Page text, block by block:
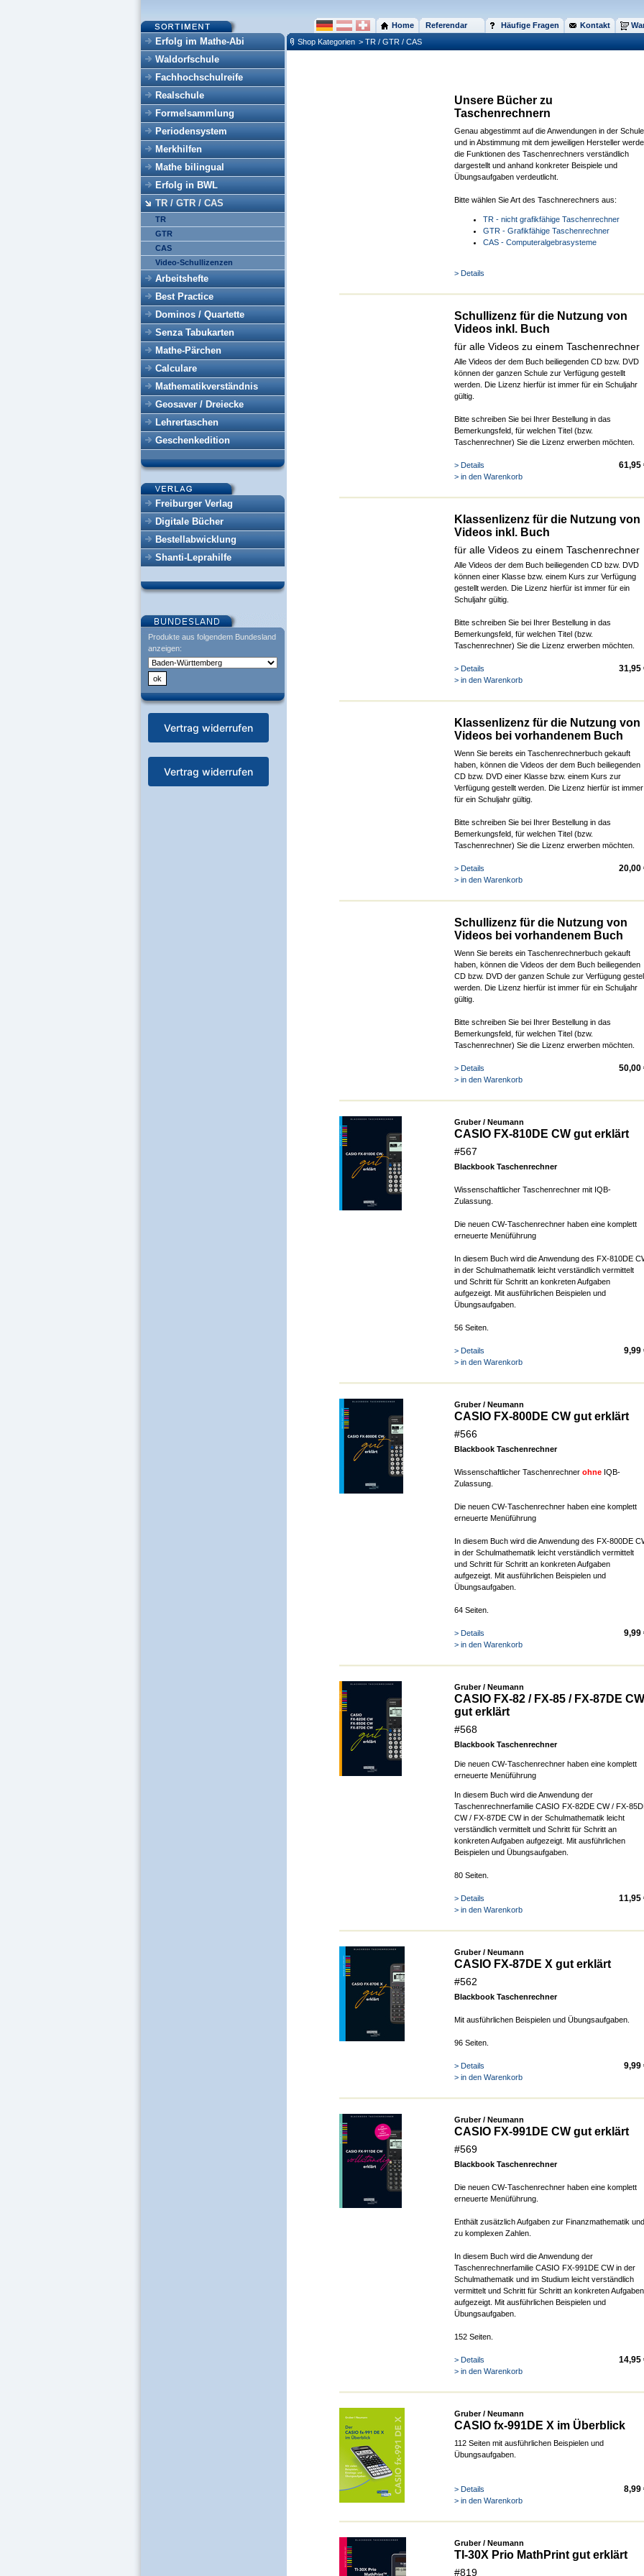
Erfolg im Mathe-Abi
Waldorfschule
Fachhochschulreife
Realschule
Formelsammlung
Periodensystem
Merkhilfen
Mathe bilingual
Erfolg in BWL
TR / GTR / CAS
TR
GTR
CAS
Video-Schullizenzen
Arbeitshefte
Best Practice
Dominos / Quartette
Senza Tabukarten
Mathe-Pärchen
Calculare
Mathematikverständnis
Geosaver / Dreiecke
Lehrertaschen
Geschenkedition
Freiburger Verlag
Digitale Bücher
Bestellabwicklung
Shanti-Leprahilfe
Produkte aus folgendem Bundesland
anzeigen:
Vertrag widerrufen
Vertrag widerrufen
Home Referendar Häufige Fragen Kontakt
Shop Kategorien > TR / GTR / CAS
Unsere Bücher zu
Taschenrechnern
Genau abgestimmt auf die Anwendungen in der Schule
und in Abstimmung mit dem jeweiligen Hersteller
die Funktionen des Taschenrechners verständlich
dargestellt und anhand konkreter Beispiele und
Übungsaufgaben verdeutlicht.
Bitte wählen Sie Art des Taschnerechners aus:
TR - nicht grafikfähige Taschenrechner
GTR - Grafikfähige Taschenrechner
CAS - Computeralgebrasysteme
> Details
Schullizenz für die Nutzung von
Videos inkl. Buch
für alle Videos zu einem Taschenrechner
Alle Videos der dem Buch beiliegenden CD bzw. DVD
können der ganzen Schule zur Verfügung gestellt
werden. Die Lizenz hierfür ist immer für ein Schuljahr
gültig.
Bitte schreiben Sie bei Ihrer Bestellung in das
Bemerkungsfeld, für welchen Titel (bzw.
Taschenrechner) Sie die Lizenz erwerben möchten.
61,95
> Details
> in den Warenkorb
Klassenlizenz für die Nutzung von
Videos inkl. Buch
für alle Videos zu einem Taschenrechner
Alle Videos der dem Buch beiliegenden CD bzw. DVD
können einer Klasse bzw. einem Kurs zur Verfügung
gestellt werden. Die Lizenz hierfür ist immer für ein
Schuljahr gültig.
Bitte schreiben Sie bei Ihrer Bestellung in das
Bemerkungsfeld, für welchen Titel (bzw.
Taschenrechner) Sie die Lizenz erwerben möchten.
31,95
> Details
> in den Warenkorb
Klassenlizenz für die Nutzung von
Videos bei vorhandenem Buch
Wenn Sie bereits ein Taschenrechnerbuch gekauft
haben, können die Videos der dem Buch beiliegenden
CD bzw. DVD einer Klasse bzw. einem Kurs zur
Verfügung gestellt werden. Die Lizenz hierfür ist immer
für ein Schuljahr gültig.
Bitte schreiben Sie bei Ihrer Bestellung in das
Bemerkungsfeld, für welchen Titel (bzw.
Taschenrechner) Sie die Lizenz erwerben möchten.
20,00
> Details
> in den Warenkorb
Schullizenz für die Nutzung von
Videos bei vorhandenem Buch
Wenn Sie bereits ein Taschenrechnerbuch gekauft
haben, können die Videos der dem Buch beiliegenden
CD bzw. DVD der ganzen Schule zur Verfügung
werden. Die Lizenz hierfür ist immer für ein Schuljahr
gültig.
Bitte schreiben Sie bei Ihrer Bestellung in das
Bemerkungsfeld, für welchen Titel (bzw.
Taschenrechner) Sie die Lizenz erwerben möchten.
50,00
> Details
> in den Warenkorb
Gruber / Neumann
CASIO FX-810DE CW gut erklärt
#567
Blackbook Taschenrechner
Wissenschaftlicher Taschenrechner mit IQB-
Zulassung.
Die neuen CW-Taschenrechner haben eine komplett
erneuerte Menüführung
In diesem Buch wird die Anwendung des FX-810DE
in der Schulmathematik leicht verständlich vermittelt
und Schritt für Schritt an konkreten Aufgaben
aufgezeigt . Mit ausführlichen Beispielen und
Übungsaufgaben.
56 Seiten.
9,99
> Details
> in den Warenkorb
Gruber / Neumann
CASIO FX-800DE CW gut erklärt
#566
Blackbook Taschenrechner
Wissenschaftlicher Taschenrechner ohne IQB-
Zulassung.
Die neuen CW-Taschenrechner haben eine komplett
erneuerte Menüführung
In diesem Buch wird die Anwendung des FX-800DE
in der Schulmathematik leicht verständlich vermittelt
und Schritt für Schritt an konkreten Aufgaben
aufgezeigt . Mit ausführlichen Beispielen und
Übungsaufgaben.
64 Seiten.
9,99
> Details
> in den Warenkorb
Gruber / Neumann
CASIO FX-82 / FX-85 / FX-87DE CW
gut erklärt
#568
Blackbook Taschenrechner
Die neuen CW-Taschenrechner haben eine komplett
erneuerte Menüführung
In diesem Buch wird die Anwendung der
Taschenrechnerfamilie CASIO FX-82DE CW / FX-
CW / FX-87DE CW in der Schulmathematik leicht
verständlich vermittelt und Schritt für Schritt an
konkreten Aufgaben aufgezeigt. Mit ausführlichen
Beispielen und Übungsaufgaben.
80 Seiten.
11,95
> Details
> in den Warenkorb
Gruber / Neumann
CASIO FX-87DE X gut erklärt
#562
Blackbook Taschenrechner
Mit ausführlichen Beispielen und Übungsaufgaben.
96 Seiten.
9,99
> Details
> in den Warenkorb
Gruber / Neumann
CASIO FX-991DE CW gut erklärt
#569
Blackbook Taschenrechner
Die neuen CW-Taschenrechner haben eine komplett
erneuerte Menüführung.
Enthält zusätzlich Aufgaben zur Finanzmathematik und
zu komplexen Zahlen.
In diesem Buch wird die Anwendung der
Taschenrechnerfamilie CASIO FX-991DE CW in der
Schulmathematik und im Studium leicht verständlich
vermittelt und Schritt für Schritt an konkreten Aufgaben
aufgezeigt. Mit ausführlichen Beispielen und
Übungsaufgaben.
152 Seiten.
14,95
> Details
> in den Warenkorb
Gruber / Neumann
CASIO fx-991DE X im Überblick
112 Seiten mit ausführlichen Beispielen und
Übungsaufgaben.
8,99
> Details
> in den Warenkorb
Gruber / Neumann
TI-30X Prio MathPrint gut erklärt
#819